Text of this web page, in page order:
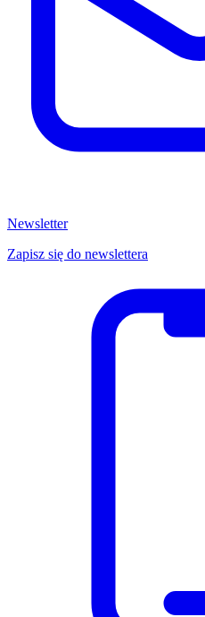
Newsletter
Zapisz się do newslettera